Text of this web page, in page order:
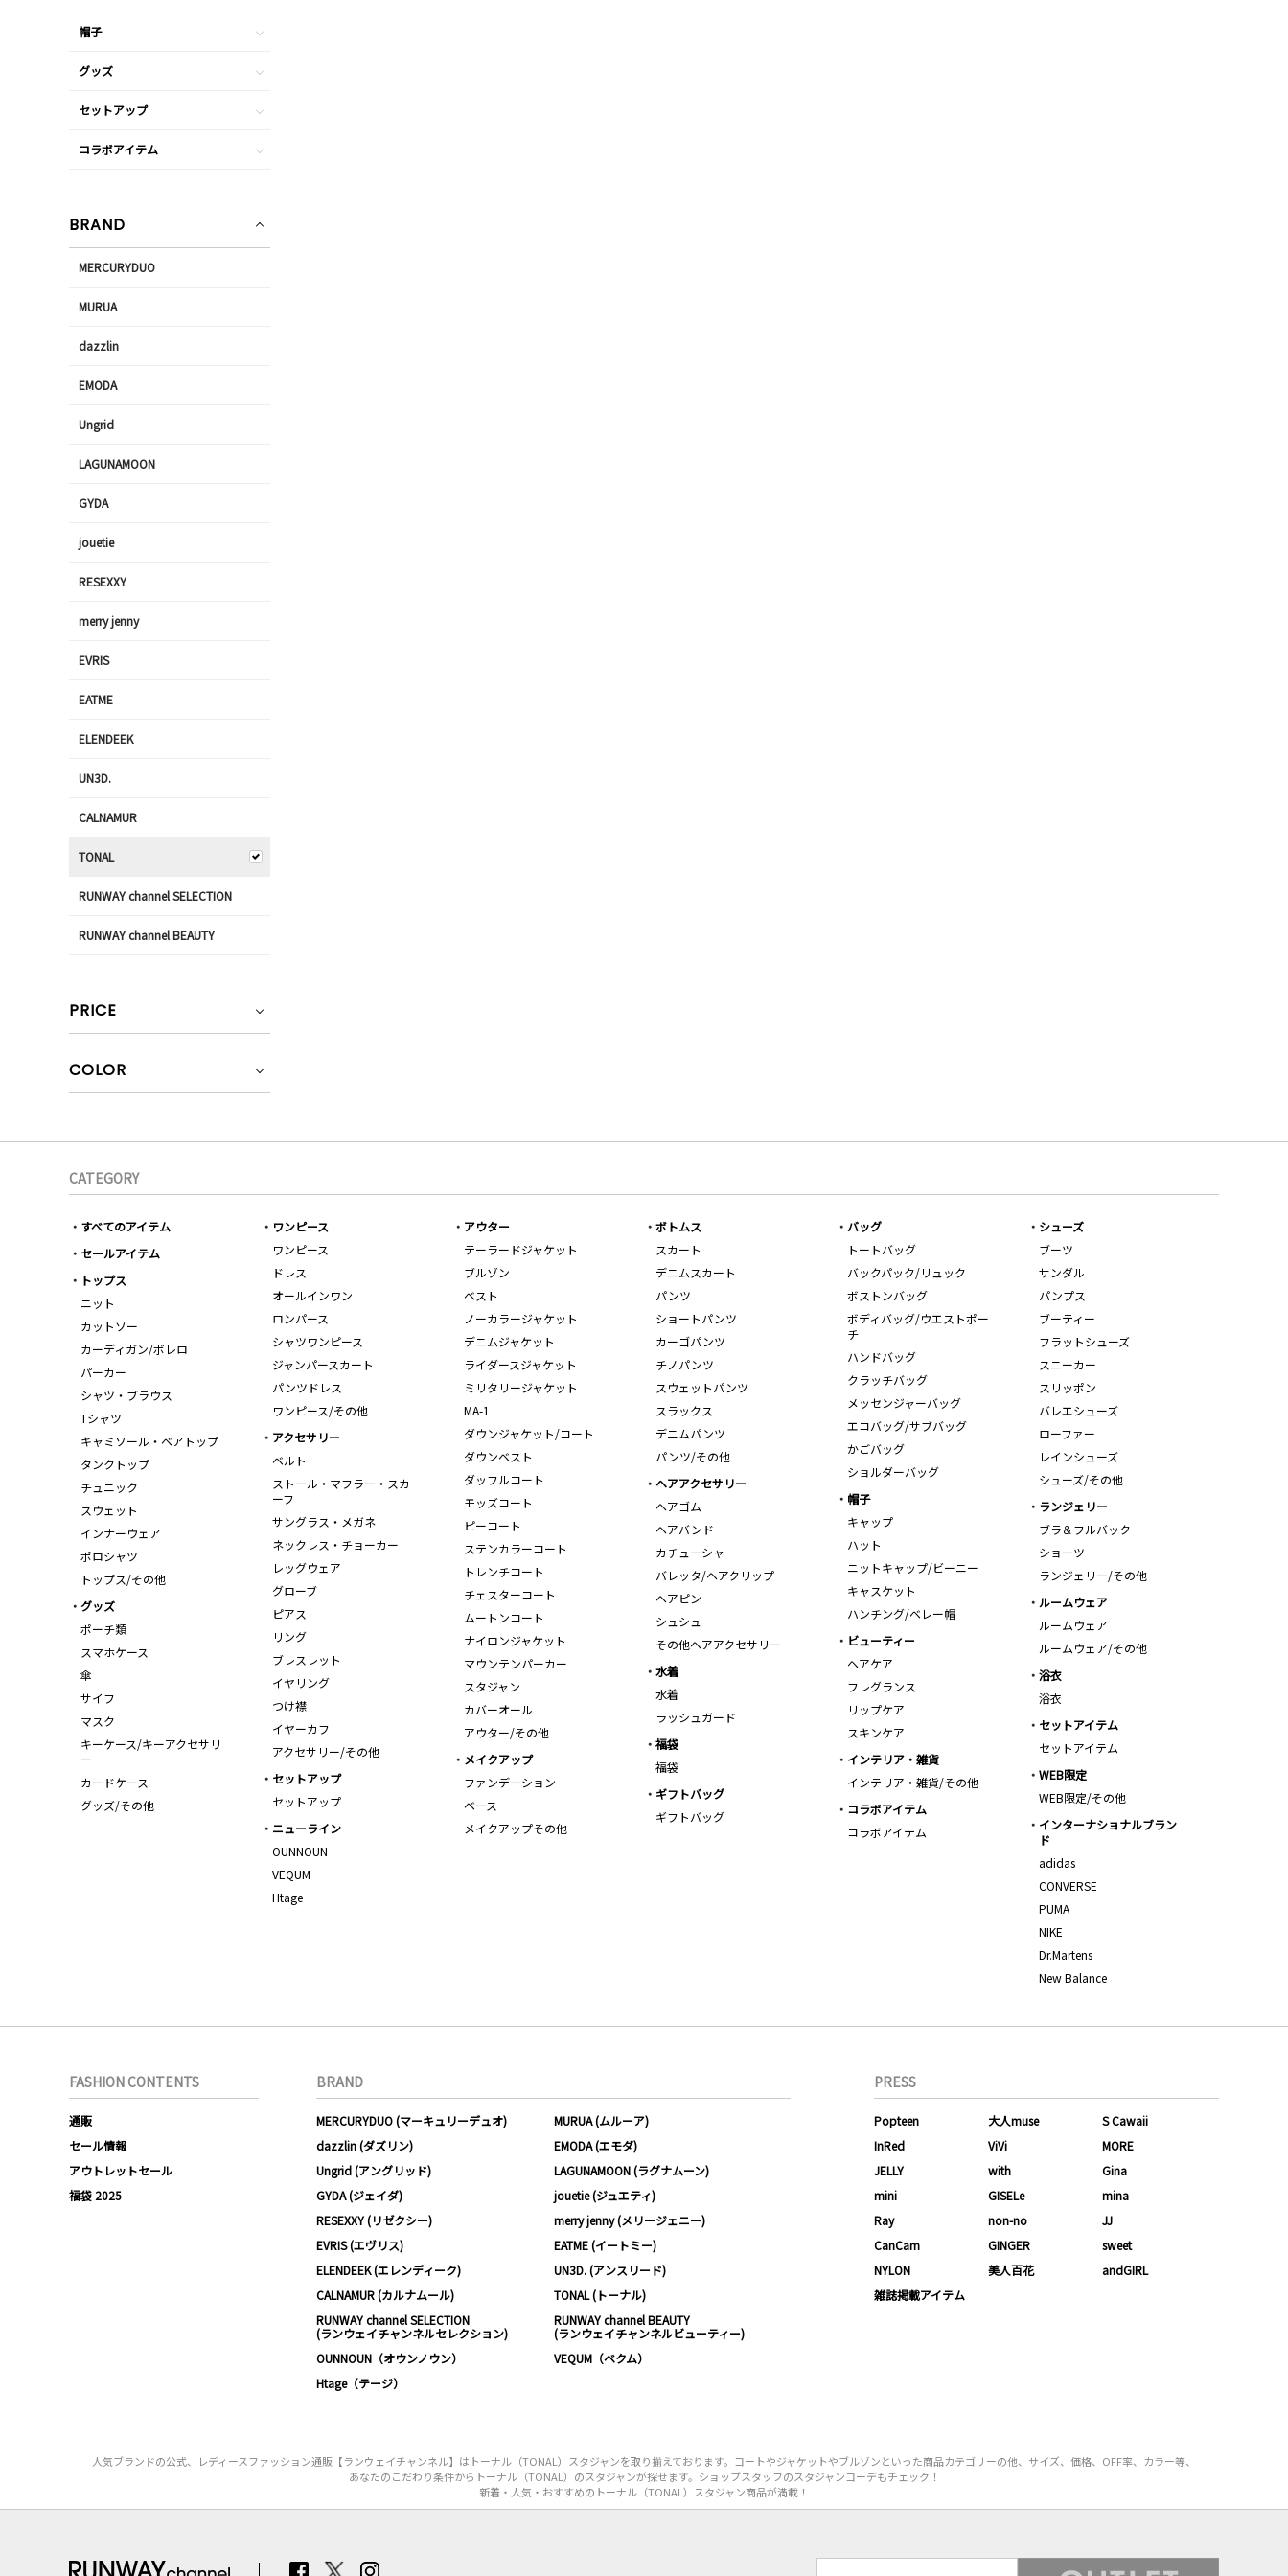
帽子
グッズ
セットアップ
コラボアイテム
BRAND
MERCURYDUO
MURUA
dazzlin
EMODA
Ungrid
LAGUNAMOON
GYDA
jouetie
RESEXXY
merry jenny
EVRIS
EATME
ELENDEEK
UN3D.
CALNAMUR
TONAL
RUNWAY channel SELECTION
RUNWAY channel BEAUTY
PRICE
COLOR
CATEGORY
すべてのアイテム
セールアイテム
トップス
ニット
カットソー
カーディガン/ボレロ
パーカー
シャツ・ブラウス
Tシャツ
キャミソール・ベアトップ
タンクトップ
チュニック
スウェット
インナーウェア
ポロシャツ
トップス/その他
ワンピース
ワンピース
ドレス
オールインワン
ロンパース
シャツワンピース
ジャンパースカート
パンツドレス
ワンピース/その他
アウター
テーラードジャケット
ブルゾン
ベスト
ノーカラージャケット
デニムジャケット
ライダースジャケット
ミリタリージャケット
MA-1
ダウンジャケット/コート
ダウンベスト
ダッフルコート
モッズコート
ピーコート
ステンカラーコート
トレンチコート
チェスターコート
ムートンコート
ナイロンジャケット
マウンテンパーカー
スタジャン
カバーオール
アウター/その他
ボトムス
スカート
デニムスカート
パンツ
ショートパンツ
カーゴパンツ
チノパンツ
スウェットパンツ
スラックス
デニムパンツ
パンツ/その他
バッグ
トートバッグ
バックパック/リュック
ボストンバッグ
ボディバッグ/ウエストポー
チ
ハンドバッグ
クラッチバッグ
メッセンジャーバッグ
エコバッグ/サブバッグ
かごバッグ
ショルダーバッグ
シューズ
ブーツ
サンダル
パンプス
ブーティー
フラットシューズ
スニーカー
スリッポン
バレエシューズ
ローファー
レインシューズ
シューズ/その他
アクセサリー
ベルト
ストール・マフラー・スカ
ーフ
サングラス・メガネ
ネックレス・チョーカー
レッグウェア
グローブ
ピアス
リング
ブレスレット
イヤリング
つけ襟
イヤーカフ
アクセサリー/その他
ヘアアクセサリー
ヘアゴム
ヘアバンド
カチューシャ
バレッタ/ヘアクリップ
ヘアピン
シュシュ
その他ヘアアクセサリー
帽子
キャップ
ハット
ニットキャップ/ビーニー
キャスケット
ハンチング/ベレー帽
ランジェリー
ブラ＆フルバック
ショーツ
ランジェリー/その他
ルームウェア
ルームウェア
ルームウェア/その他
グッズ
ポーチ類
スマホケース
傘
サイフ
マスク
キーケース/キーアクセサリ
ー
カードケース
グッズ/その他
ビューティー
ヘアケア
フレグランス
リップケア
スキンケア
水着
水着
ラッシュガード
浴衣
浴衣
セットアイテム
セットアイテム
福袋
福袋
メイクアップ
ファンデーション
ベース
メイクアップその他
インテリア・雑貨
インテリア・雑貨/その他
WEB限定
WEB限定/その他
セットアップ
セットアップ
ギフトバッグ
ギフトバッグ
コラボアイテム
コラボアイテム
インターナショナルブラン
ド
adidas
CONVERSE
PUMA
NIKE
Dr.Martens
New Balance
ニューライン
OUNNOUN
VEQUM
Htage
FASHION CONTENTS
通販
セール情報
アウトレットセール
福袋 2025
BRAND
MERCURYDUO (マーキュリーデュオ)
MURUA (ムルーア)
dazzlin (ダズリン)
EMODA (エモダ)
Ungrid (アングリッド)
LAGUNAMOON (ラグナムーン)
GYDA (ジェイダ)
jouetie (ジュエティ)
RESEXXY (リゼクシー)
merry jenny (メリージェニー)
EVRIS (エヴリス)
EATME (イートミー)
ELENDEEK (エレンディーク)
UN3D. (アンスリード)
CALNAMUR (カルナムール)
TONAL (トーナル)
RUNWAY channel SELECTION
(ランウェイチャンネルセレクション)
RUNWAY channel BEAUTY
(ランウェイチャンネルビューティー)
OUNNOUN（オウンノウン）
VEQUM（ベクム）
Htage（テージ）
PRESS
Popteen 大人muse
S Cawaii
InRed
ViVi
MORE
JELLY
with
Gina
mini
GISELe
mina
Ray
non-no
JJ
CanCam
GINGER
sweet
NYLON
美人百花
andGIRL
雑誌掲載アイテム
人気ブランドの公式、レディースファッション通販【ランウェイチャンネル】はトーナル（TONAL）スタジャンを取り揃えております。コートやジャケットやブルゾンといった商品カテゴリーの他、サイズ、価格、OFF率、カラー等、
あなたのこだわり条件からトーナル（TONAL）のスタジャンが探せます。ショップスタッフのスタジャンコーデもチェック！
新着・人気・おすすめのトーナル（TONAL）スタジャン商品が満載！